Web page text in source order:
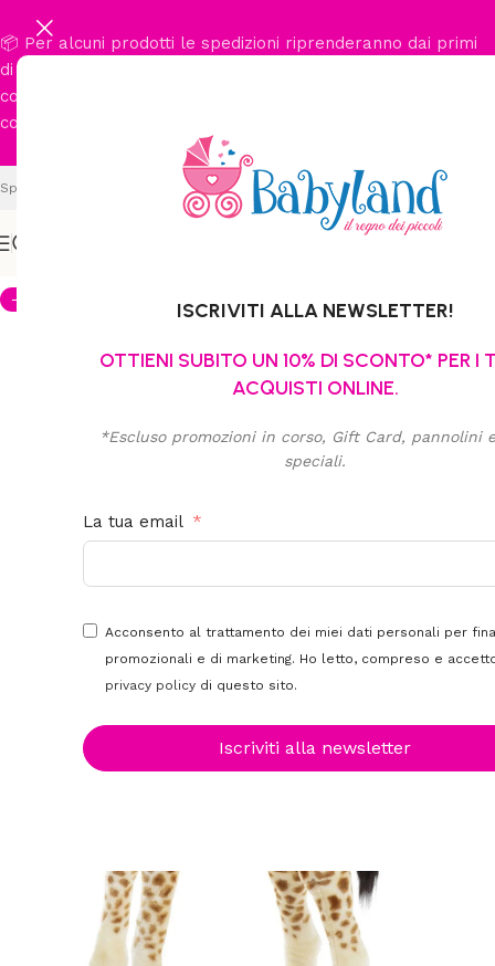
ISCRIVITI ALLA NEWSLETTER!
OTTIENI SUBITO UN 10% DI SCONTO* PER I
ACQUISTI ONLINE.
*Escluso promozioni in corso, Gift Card, pannolini
speciali.
La tua email
Acconsento al trattamento dei miei dati personali per
promozionali e di marketing. Ho letto, compreso e
privacy policy di questo sito.
Iscriviti alla newsletter
📦 Per alcuni prodotti le spedizioni riprenderanno dai primi
di settembre. Per conoscere con certezza le tempistiche di
consegna del prodotto di suo interesse, la invitiamo a
contattarci al
Spedizione gratuita per ordini da € 89,90
-12%